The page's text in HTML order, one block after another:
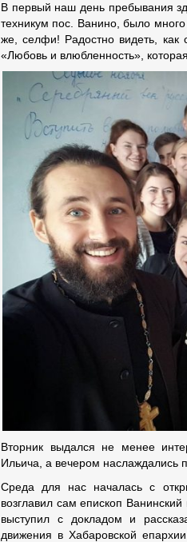
В первый наш день пребывания
техникум пос. Ванино, было
же, селфи! Радостно видеть, как
«Любовь и влюбленность»,
Вторник выдался не менее
Ильича, а вечером наслаждались
Среда для нас началась с
возглавил сам епископ
выступил с докладом и
движения в Хабаровской